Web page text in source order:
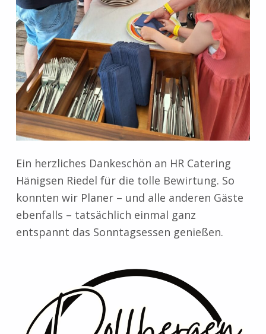
Ein herzliches Dankeschön an HR Catering
Hänigsen Riedel für die tolle Bewirtung. So
konnten wir Planer – und alle anderen Gäste
ebenfalls – tatsächlich einmal ganz
entspannt das Sonntagsessen genießen.